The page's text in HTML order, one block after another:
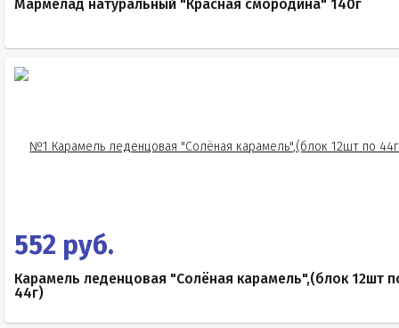
Мармелад натуральный "Красная смородина" 140г
552 руб.
Карамель леденцовая "Солёная карамель",(блок 12шт
44г)